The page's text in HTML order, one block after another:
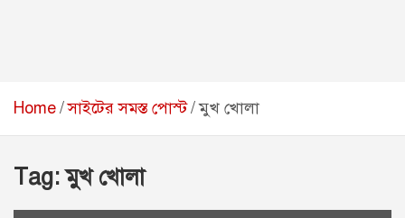
Home সাইটের সমস্ত পোস্ট মুখ খোলা
Tag:মুখ খোলা